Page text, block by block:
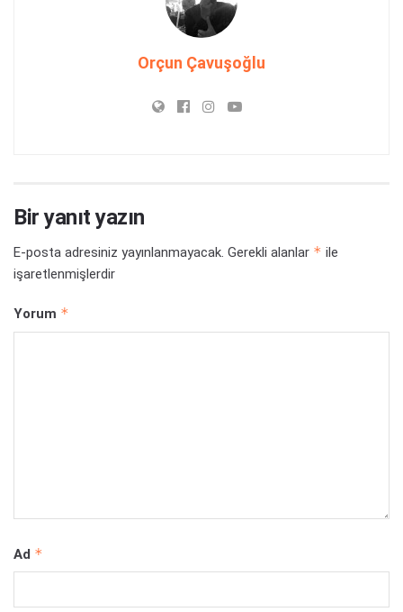
Orçun Çavuşoğlu
Bir yanıt yazın
E-posta adresiniz yayınlanmayacak. Gerekli alanlar * ile
işaretlenmişlerdir
Yorum *
Ad *